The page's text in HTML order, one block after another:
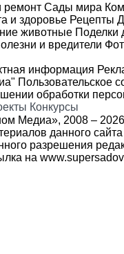
ремонт Сады мира
и здоровье Рецепты
животные Поделки
и вредители
информация
Пользовательское
обработки
Конкурсы
Медиа», 2008 –
данного
разрешения
на